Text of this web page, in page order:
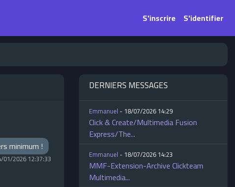
S'inscrire S'identifier
minimum !
01/2026 12:37:33
DERNIERS MESSAGES
Emmanuel- 18/07/2026 14:29
Click & Create/Multimedia Fusion
Express/The...
Emmanuel- 18/07/2026 14:23
MMF-Extension-Archive Clickteam
Multimedia...